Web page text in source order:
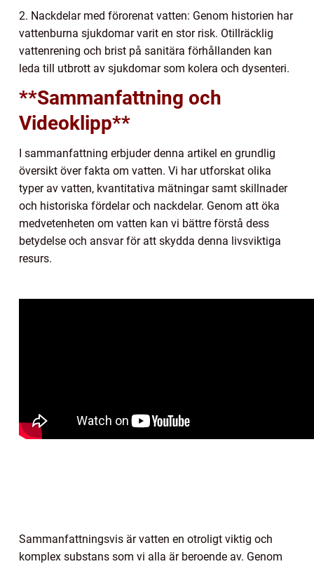
2. Nackdelar med förorenat vatten: Genom historien har
vattenburna sjukdomar varit en stor risk. Otillräcklig
vattenrening och brist på sanitära förhållanden kan
leda till utbrott av sjukdomar som kolera och dysenteri.
**Sammanfattning och
Videoklipp**
I sammanfattning erbjuder denna artikel en grundlig
översikt över fakta om vatten. Vi har utforskat olika
typer av vatten, kvantitativa mätningar samt skillnader
och historiska fördelar och nackdelar. Genom att öka
medvetenheten om vatten kan vi bättre förstå dess
betydelse och ansvar för att skydda denna livsviktiga
resurs.
Sammanfattningsvis är vatten en otroligt viktig och
komplex substans som vi alla är beroende av. Genom